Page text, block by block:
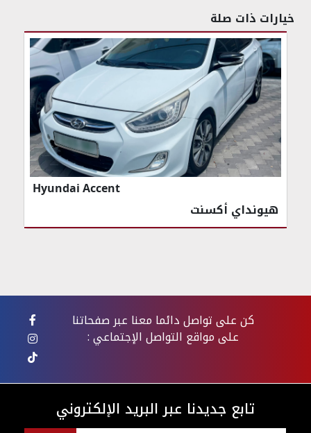
خيارات ذات صلة
Hyundai Accent
هيونداي أكسنت
كن على تواصل دائما معنا عبر صفحاتنا
على مواقع التواصل الإجتماعي :
تابع جديدنا عبر البريد الإلكتروني